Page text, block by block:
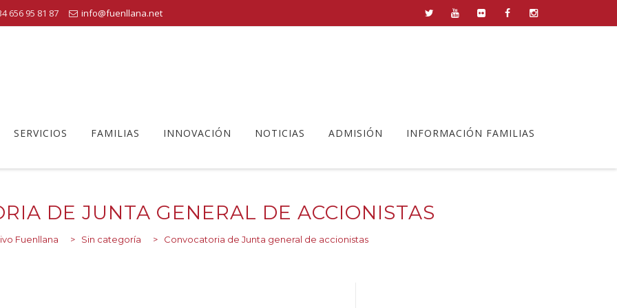
656 95 81 87 info@fuenllana.net
SERVICIOS FAMILIAS INNOVACIÓN NOTICIAS ADMISIÓN INFORMACIÓN FAMILIAS
DE JUNTA GENERAL DE ACCIONISTAS
Fuenllana > Sin categoría > Convocatoria de Junta general de accionistas